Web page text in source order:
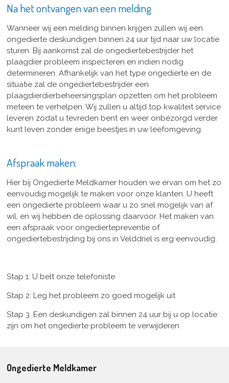
Na het ontvangen van een melding
Wanneer wij een melding binnen krijgen zullen wij een
ongedierte deskundigen binnen 24 uur tijd naar uw locatie
sturen. Bij aankomst zal de ongediertebestrijder het
plaagdier probleem inspecteren en indien nodig
determineren. Afhankelijk van het type ongedierte en de
situatie zal de ongediertebestrijder een
plaagdierdierbeheersingsplan opzetten om het probleem
meteen te verhelpen. Wij zullen u altijd top kwaliteit service
leveren zodat u tevreden bent en weer onbezorgd verder
kunt leven zonder enige beestjes in uw leefomgeving.
Afspraak maken:
Hier bij Ongedierte Meldkamer houden we ervan om het zo
eenvoudig mogelijk te maken voor onze klanten. U heeft
een ongedierte probleem waar u zo snel mogelijk van af
wil, en wij hebben de oplossing daarvoor. Het maken van
een afspraak voor ongediertepreventie of
ongediertebestrijding bij ons in Velddriel is erg eenvoudig.
Stap 1: U belt onze telefoniste
Stap 2: Leg het probleem zo goed mogelijk uit
Stap 3. Een deskundigen zal binnen 24 uur bij u op locatie
zijn om het ongedierte probleem te verwijderen
Ongedierte Meldkamer